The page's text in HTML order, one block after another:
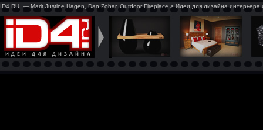
ID4.RU — Marit Justine Hagen, Dan Zohar, Outdoor Fireplace > Идеи для дизайна